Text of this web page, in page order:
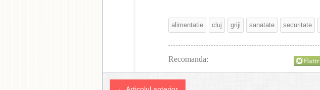
alimentatie cluj griji sanatate securitate
Recomanda: